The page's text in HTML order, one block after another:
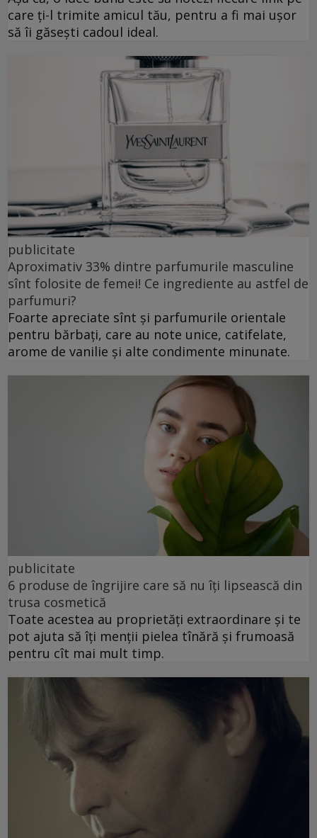
care ți-l trimite amicul tău, pentru a fi mai ușor
să îi găsești cadoul ideal.
publicitate
Aproximativ 33% dintre parfumurile masculine
sînt folosite de femei! Ce ingrediente au astfel de
parfumuri?
Foarte apreciate sînt și parfumurile orientale
pentru bărbați, care au note unice, catifelate,
arome de vanilie și alte condimente minunate.
publicitate
6 produse de îngrijire care să nu îți lipsească din
trusa cosmetică
Toate acestea au proprietăți extraordinare și te
pot ajuta să îți menții pielea tînără și frumoasă
pentru cît mai mult timp.